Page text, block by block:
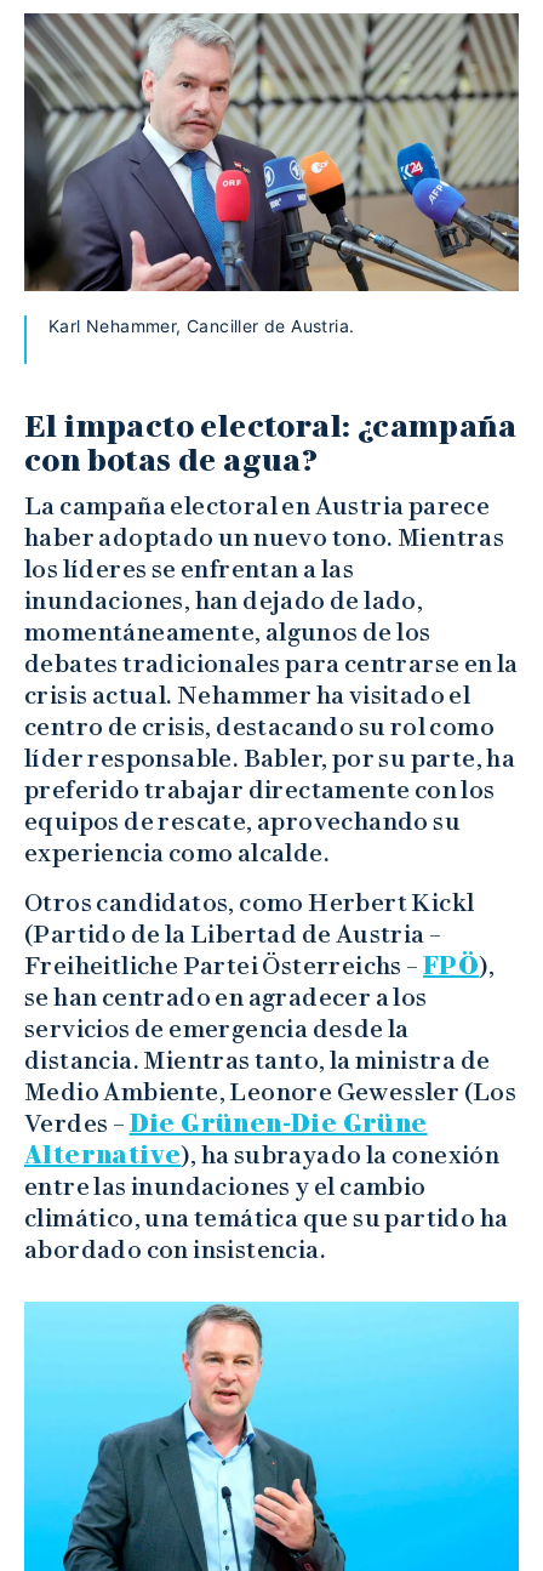
Karl Nehammer, Canciller de Austria.
El impacto electoral: ¿campaña
con botas de agua?
La campaña electoral en Austria parece
haber adoptado un nuevo tono. Mientras
los líderes se enfrentan a las
inundaciones, han dejado de lado,
momentáneamente, algunos de los
debates tradicionales para centrarse en la
crisis actual. Nehammer ha visitado el
centro de crisis, destacando su rol como
líder responsable. Babler, por su parte, ha
preferido trabajar directamente con los
equipos de rescate, aprovechando su
experiencia como alcalde.
Otros candidatos, como Herbert Kickl
(Partido de la Libertad de Austria –
Freiheitliche Partei Österreichs – FPÖ),
se han centrado en agradecer a los
servicios de emergencia desde la
distancia. Mientras tanto, la ministra de
Medio Ambiente, Leonore Gewessler (Los
Verdes – Die Grünen-Die Grüne
Alternative), ha subrayado la conexión
entre las inundaciones y el cambio
climático, una temática que su partido ha
abordado con insistencia.